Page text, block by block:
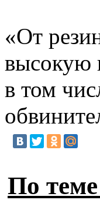
«От
высокую
в том
По